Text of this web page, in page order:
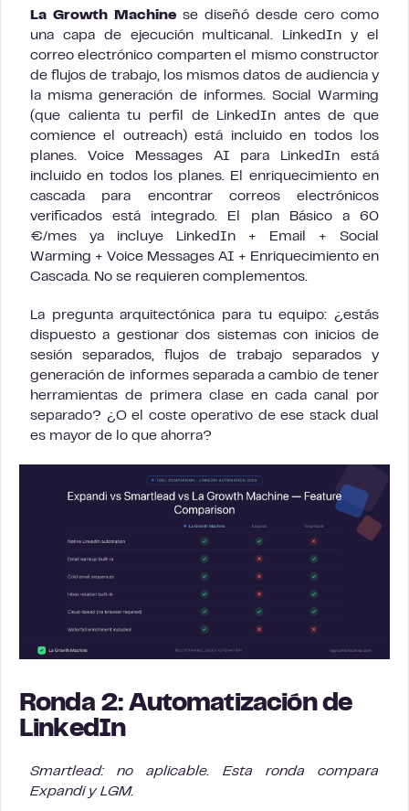
La Growth Machine se diseñó desde cero como
una capa de ejecución multicanal. LinkedIn y el
correo electrónico comparten el mismo constructor
de flujos de trabajo, los mismos datos de audiencia y
la misma generación de informes. Social Warming
(que calienta tu perfil de LinkedIn antes de que
comience el outreach) está incluido en todos los
planes. Voice Messages AI para LinkedIn está
incluido en todos los planes. El enriquecimiento en
cascada para encontrar correos electrónicos
verificados está integrado. El plan Básico a 60
€/mes ya incluye LinkedIn + Email + Social
Warming + Voice Messages AI + Enriquecimiento en
Cascada. No se requieren complementos.
La pregunta arquitectónica para tu equipo: ¿estás
dispuesto a gestionar dos sistemas con inicios de
sesión separados, flujos de trabajo separados y
generación de informes separada a cambio de tener
herramientas de primera clase en cada canal por
separado? ¿O el coste operativo de ese stack dual
es mayor de lo que ahorra?
Ronda 2: Automatización de
LinkedIn
Smartlead: no aplicable. Esta ronda compara
Expandi y LGM.